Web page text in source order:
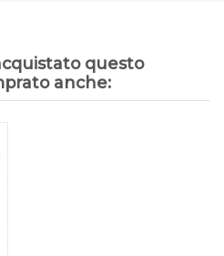
questo
anche: